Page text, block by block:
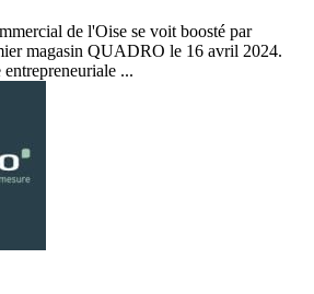
de l'Oise se voit boosté par
magasin QUADRO le 16 avril 2024.
...